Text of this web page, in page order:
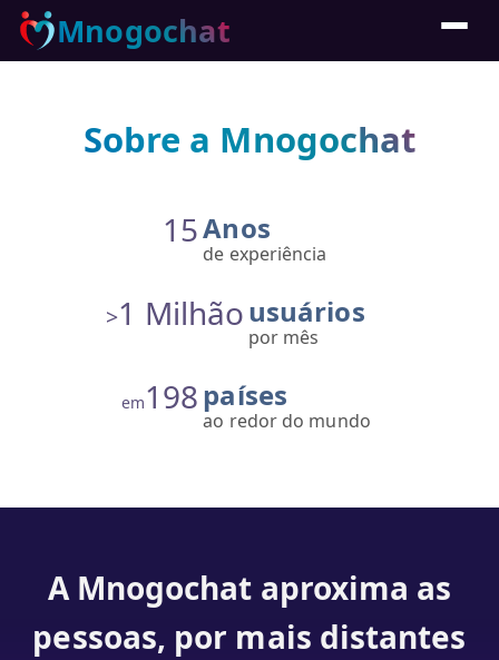
Mnogochat
Sobre a Mnogochat
15Anos
de experiência
>1 Milhãousuários
por mês
em198países
ao redor do mundo
A Mnogochat aproxima as
pessoas, por mais distantes